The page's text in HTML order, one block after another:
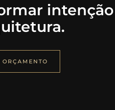
intenção